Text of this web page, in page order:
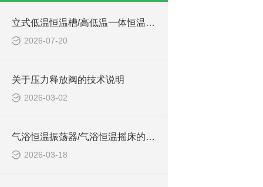
立式低温恒温槽/高低温一体恒温槽型号:DC4030-IIX的技术参数
2026-07-20
关于压力释放阀的技术说明
2026-03-02
气浴恒温振荡器/气浴恒温摇床的简单介绍
2026-03-18